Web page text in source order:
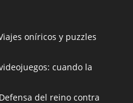
oníricos y puzzles
cuando la
del reino contra